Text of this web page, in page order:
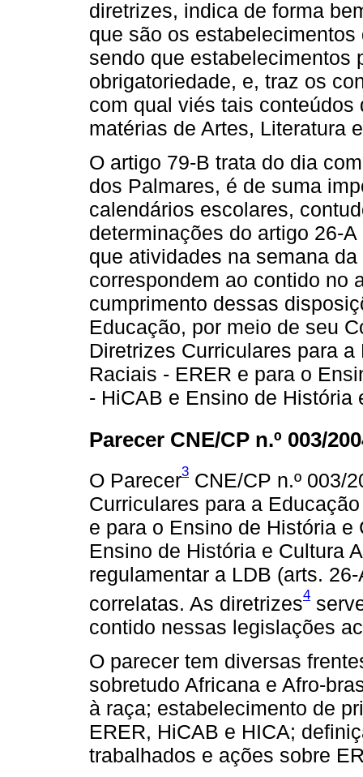
diretrizes, indica de forma
que são os
sendo que estabelecimentos
obrigatoriedade, e, traz os
com qual viés tais
matérias de Artes, Literatura
O artigo 79-B trata do dia
dos Palmares, é de suma
calendários escolares,
determinações do artigo 26-
que atividades na semana
correspondem ao contido no
cumprimento dessas
Educação, por meio de seu
Diretrizes Curriculares para
Raciais - ERER e para o
- HiCAB e Ensino de História
Parecer CNE/CP n.º 003/
O Parecer3 CNE/CP n.º 003/
Curriculares para a
e para o Ensino de História
Ensino de História e Cultura
regulamentar a LDB (arts.
correlatas. As diretrizes4
contido nessas legislações
O parecer tem diversas
sobretudo Africana e Afro-
à raça; estabelecimento de
ERER, HiCAB e HICA;
trabalhados e ações sobre